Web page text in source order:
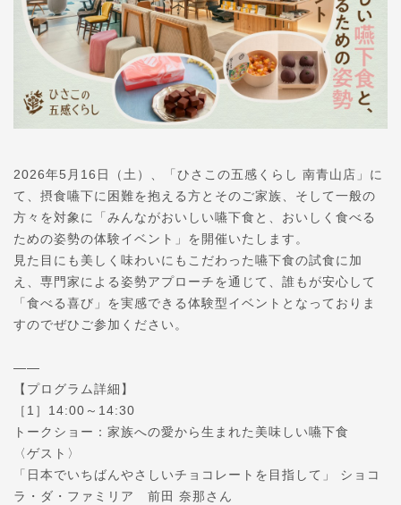
2026年5月16日（土）、「ひさこの五感くらし 南青山店」に
て、摂食嚥下に困難を抱える方とそのご家族、そして一般の
方々を対象に「みんながおいしい嚥下食と、おいしく食べる
ための姿勢の体験イベント」を開催いたします。
見た目にも美しく味わいにもこだわった嚥下食の試食に加
え、専門家による姿勢アプローチを通じて、誰もが安心して
「食べる喜び」を実感できる体験型イベントとなっておりま
すのでぜひご参加ください。
——
【プログラム詳細】
［1］14:00～14:30
トークショー：家族への愛から生まれた美味しい嚥下食
〈ゲスト〉
「日本でいちばんやさしいチョコレートを目指して」 ショコ
ラ・ダ・ファミリア 前田 奈那さん